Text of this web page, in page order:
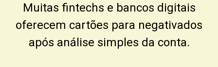
Muitas fintechs e bancos digitais
oferecem cartões para negativados
após análise simples da conta.